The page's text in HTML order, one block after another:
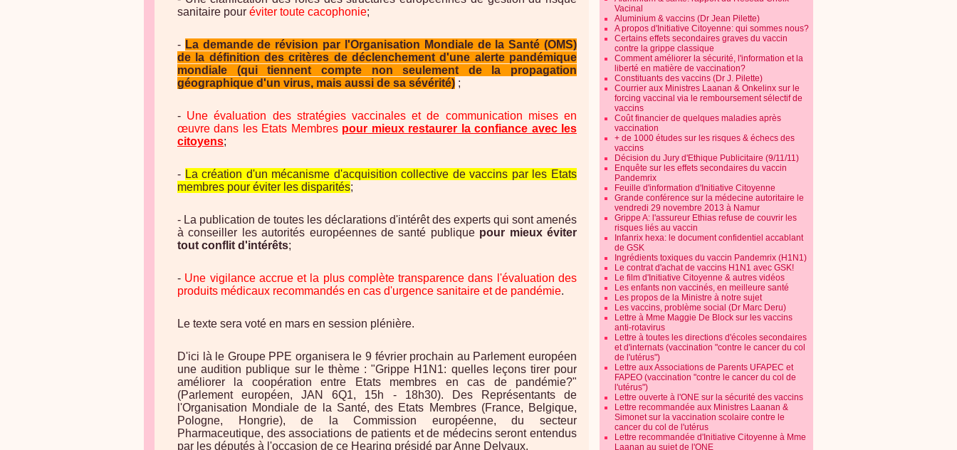
sanitaire pour éviter toute cacophonie;
- La demande de révision par l'Organisation Mondiale de la Santé (OMS)
de la définition des critères de déclenchement d'une alerte pandémique
mondiale (qui tiennent compte non seulement de la propagation
géographique d'un virus, mais aussi de sa sévérité) ;
- Une évaluation des stratégies vaccinales et de communication mises en
œuvre dans les Etats Membres pour mieux restaurer la confiance avec les
citoyens;
- La création d'un mécanisme d'acquisition collective de vaccins par les Etats
membres pour éviter les disparités;
- La publication de toutes les déclarations d'intérêt des experts qui sont amenés
à conseiller les autorités européennes de santé publique pour mieux éviter
tout conflit d'intérêts;
- Une vigilance accrue et la plus complète transparence dans l'évaluation des
produits médicaux recommandés en cas d'urgence sanitaire et de pandémie.
Le texte sera voté en mars en session plénière.
D'ici là le Groupe PPE organisera le 9 février prochain au Parlement européen
une audition publique sur le thème : "Grippe H1N1: quelles leçons tirer pour
améliorer la coopération entre Etats membres en cas de pandémie?"
(Parlement européen, JAN 6Q1, 15h - 18h30). Des Représentants de
l'Organisation Mondiale de la Santé, des Etats Membres (France, Belgique,
Pologne, Hongrie), de la Commission européenne, du secteur
Pharmaceutique, des associations de patients et de médecins seront entendus
par les députés à l'occasion de ce Hearing présidé par Anne Delvaux.
Vacinal
Aluminium & vaccins (Dr Jean Pilette)
A propos d'Initiative Citoyenne: qui sommes nous?
Certains effets secondaires graves du vaccin
contre la grippe classique
Comment améliorer la sécurité, l'information et la
liberté en matière de vaccination?
Constituants des vaccins (Dr J. Pilette)
Courrier aux Ministres Laanan & Onkelinx sur le
forcing vaccinal via le remboursement sélectif de
vaccins
Coût financier de quelques maladies après
vaccination
+ de 1000 études sur les risques & échecs des
vaccins
Décision du Jury d'Ethique Publicitaire (9/11/11)
Enquête sur les effets secondaires du vaccin
Pandemrix
Feuille d'information d'Initiative Citoyenne
Grande conférence sur la médecine autoritaire le
vendredi 29 novembre 2013 à Namur
Grippe A: l'assureur Ethias refuse de couvrir les
risques liés au vaccin
Infanrix hexa: le document confidentiel accablant
de GSK
Ingrédients toxiques du vaccin Pandemrix (H1N1)
Le contrat d'achat de vaccins H1N1 avec GSK!
Le film d'Initiative Citoyenne & autres vidéos
Les enfants non vaccinés, en meilleure santé
Les propos de la Ministre à notre sujet
Les vaccins, problème social (Dr Marc Deru)
Lettre à Mme Maggie De Block sur les vaccins
anti-rotavirus
Lettre à toutes les directions d'écoles secondaires
et d'internats (vaccination "contre le cancer du col
de l'utérus")
Lettre aux Associations de Parents UFAPEC et
FAPEO (vaccination "contre le cancer du col de
l'utérus")
Lettre ouverte à l'ONE sur la sécurité des vaccins
Lettre recommandée aux Ministres Laanan &
Simonet sur la vaccination scolaire contre le
cancer du col de l'utérus
Lettre recommandée d'Initiative Citoyenne à Mme
Laanan au sujet de l'ONE